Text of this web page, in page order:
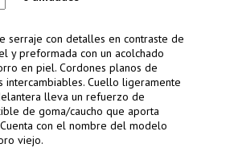
serraje con detalles en contraste de
y preformada con un acolchado
en piel. Cordones planos de
intercambiables. Cuello ligeramente
lleva un refuerzo de
de goma/caucho que aporta
con el nombre del modelo
viejo.